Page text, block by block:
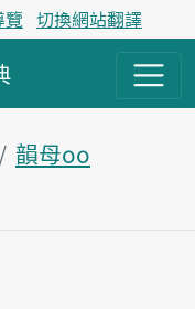
覽 切換網站翻譯
韻母oo
區塊